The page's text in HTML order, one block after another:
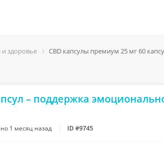
и здоровье CBD капсулы премиум 25 мг 60
– поддержка
1 месяц назад ID #9745